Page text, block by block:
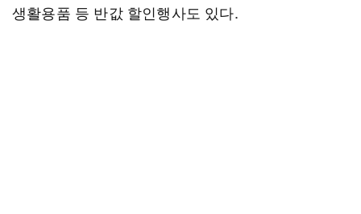
생활용품 등 반값 할인행사도 있다.